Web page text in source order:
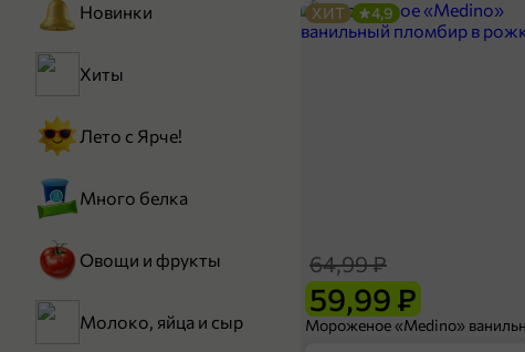
Новинки
Хиты
Лето с Ярче!
Много белка
Овощи и фрукты
Молоко, яйца и сыр
59,99 ₽
64,99 ₽
ХИТ 4,9